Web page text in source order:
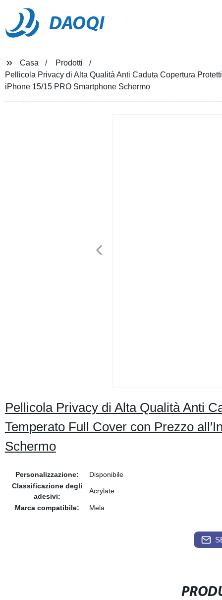
DAOQI
Casa
Prodotti
Pellicola Privacy di Alta Qualità Anti Caduta Copertura
iPhone 15/15 PRO Smartphone Schermo
Pellicola Privacy di Alta Qualità Anti
Temperato Full Cover con Prezzo
Schermo
Personalizzazione:
Disponibile
Classificazione degli
adesivi:
Acrylate
Marca compatibile: Mela